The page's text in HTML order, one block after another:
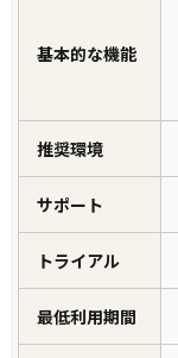
基本的な機能
推奨環境
サポート
トライアル
最低利用期間